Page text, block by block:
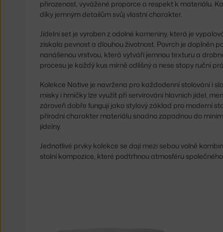
přirozenost, vyvážené proporce a respekt k materiálu.
díky jemným detailům svůj vlastní charakter.
Jídelní set je vyroben z odolné kameniny, která je
získala pevnost a dlouhou životnost. Povrch je doplněn
nanášenou vrstvou, která vytváří jemnou texturu a
procesu je každý kus mírně odlišný a nese stopy ruční
Kolekce Native je navržena pro každodenní stolování i
misky i hrníčky lze využít při servírování hlavních jídel,
zároveň dobře fungují jako stylový základ pro moderní
přírodní charakter materiálu snadno zapadnou do
jídelny.
Jednotlivé prvky kolekce se dají mezi sebou volně
stolní kompozice, které podtrhnou atmosféru